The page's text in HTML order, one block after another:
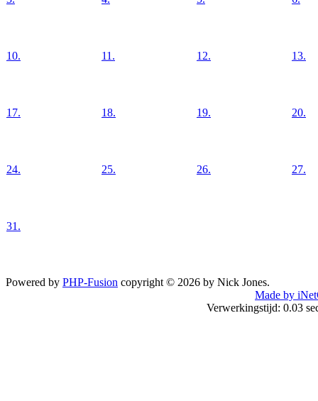
10. 11. 12. 13.
17. 18. 19. 20.
24. 25. 26. 27.
31.
Powered by PHP-Fusion copyright © 2026 by Nick Jones.
Made by
Verwerkingstijd: 0.03